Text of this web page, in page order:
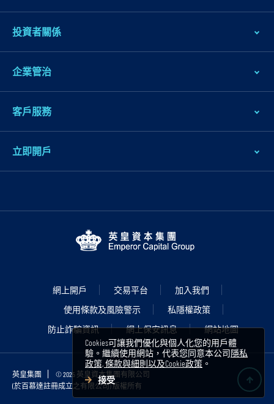
B
投資者關係
企業管治
客戶服務
立即開戶
網上開戶 交易平台
加入我們
使用條款及風險警示
私隱權政策
防止詐騙資訊
網上保安訊息 網站地圖
英皇集團
© 2025 英皇資本集團有限公司
(於百慕達註冊成立之有限公司) 版權所有
Cookies可讓我們優化與個人化您的用戶體
驗。繼續使用網站，代表您同意本公司隱私
政策, 條款與細則以及Cookie政策 。
接受